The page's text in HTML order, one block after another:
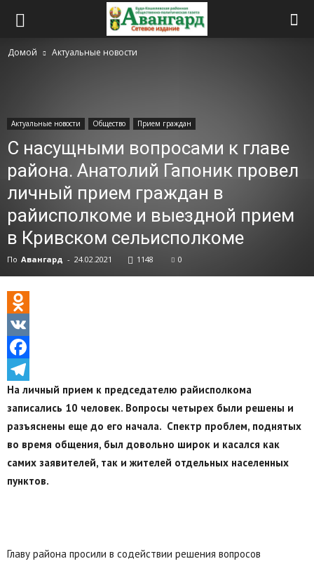
Домой Актуальные новости
Актуальные новости Общество Прием граждан
С насущными вопросами к главе
района. Анатолий Гапоник провел
личный прием граждан в
райисполкоме и выездной прием
в Кривском сельисполкоме
По Авангард - 24.02.2021 1148 0
Odnoklassniki
VK
Facebook
Telegram
На личный прием к председателю райисполкома
записались 10 человек. Вопросы четырех были решены и
разъяснены еще до его начала. Спектр проблем, поднятых
во время общения, был довольно широк и касался как
самих заявителей, так и жителей отдельных населенных
пунктов.
Главу района просили в содействии решения вопросов